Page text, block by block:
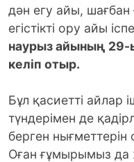
дән егу айы,
егістікті ору айы
наурыз айының
келіп отыр.
Бұл қасиетті айлар
түндерімен де
берген
Оған ғұмырымыз да